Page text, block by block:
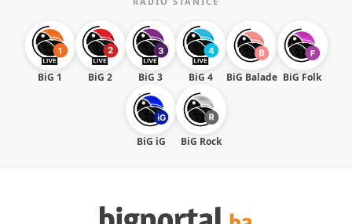
BiG 1 BiG 2 BiG 3 BiG 4 BiG Balade BiG Folk
BiG iG BiG Rock